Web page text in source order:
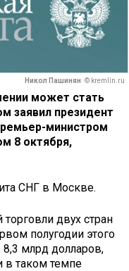
Никол Пашинян © kremlin.ru
может стать
заявил президент
министром
8 октября,
СНГ в Москве.
двух стран
полугодии этого
млрд долларов,
в таком темпе